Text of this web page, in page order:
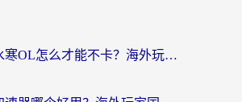
澳洲打逆水寒OL怎么才能不卡？海外玩家国服游戏加速终极指南（附梦幻模拟战地铁跑酷解决办法）